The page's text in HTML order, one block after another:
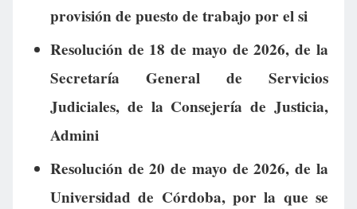
provisión de puesto de trabajo por el si
Resolución de 18 de mayo de 2026, de la
Secretaría General de Servicios
Judiciales, de la Consejería de Justicia,
Admini
Resolución de 20 de mayo de 2026, de la
Universidad de Córdoba, por la que se